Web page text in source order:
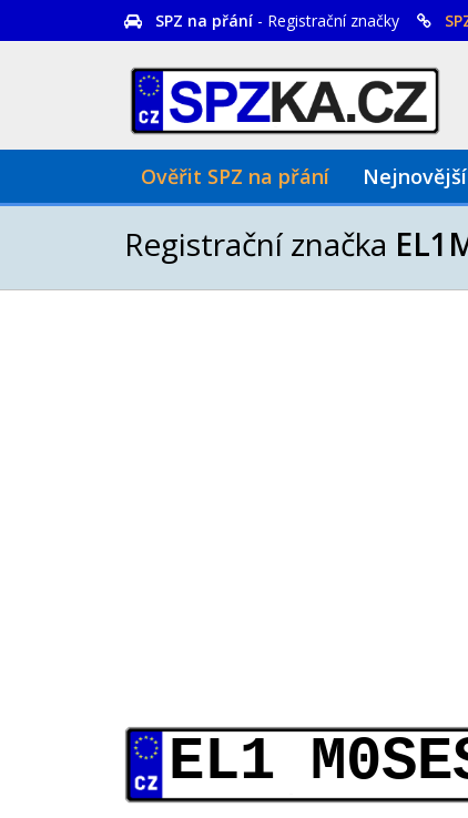
SPZ na přání - Registrační značky
Ověřit SPZ na přání Nejnovější
Registrační značka
EL1